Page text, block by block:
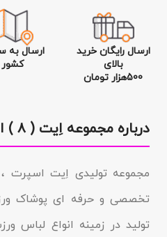
ارسال رایگان خرید
بالای
500هزار تومان
ارسال به
کشور
درباره مجموعه اِیت ( ۸ ) اسپرت
مجموعه تولیدى اِیت اسپرت ،
تولید در زمینه انواع لباس